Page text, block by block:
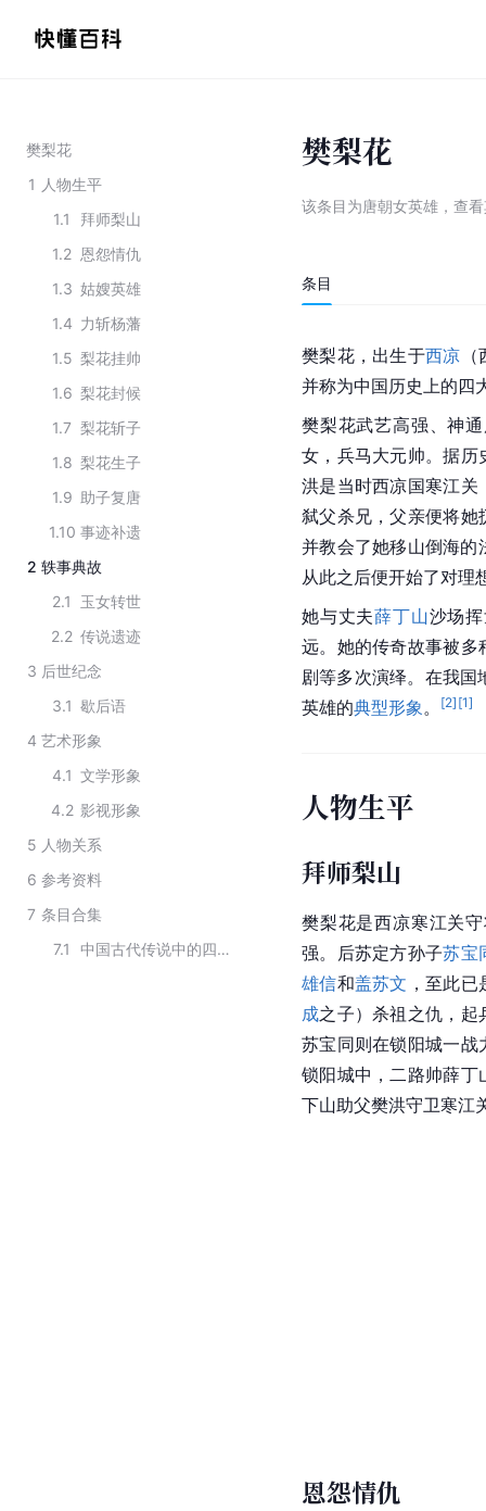
樊梨花
1 人物生平
1.1
拜师梨山
1.2 恩怨情仇
1.3 姑嫂英雄
1.4 力斩杨藩
1.5 梨花挂帅
1.6 梨花封候
1.7 梨花斩子
1.8 梨花生子
1.9 助子复唐
1.10 事迹补遗
2 轶事典故
2.1
玉女转世
2.2 传说遗迹
3 后世纪念
3.1 歇后语
4 艺术形象
4.1 文学形象
4.2 影视形象
5 人物关系
6 参考资料
7 条目合集
7.1
中国古代传说中的四大巾帼英雄
樊梨花
该条目为唐朝女英雄 ， 查看
条目
樊梨花，出生于西凉
并称为中国历史 上的四
樊梨花武艺高强、神
女，兵马大元帅。据历
洪是当时西凉国寒江
弑父杀兄，父亲便将她
并教会了她移山倒海的
从此之后便开始了对理
她与丈夫薛丁山沙场
远。她的传奇故事被多
剧等多次演绎。在我国
英雄的典型形象 。 [2] [1]
人物生平
拜师梨山
樊梨花是西凉寒江关
强。后苏定方孙子苏宝
雄信和盖苏文 ，至此
成之子）杀祖之仇，
苏宝同则在锁阳城一战
锁阳城中，二路帅薛丁
下山助父樊洪守卫寒江
恩怨情仇